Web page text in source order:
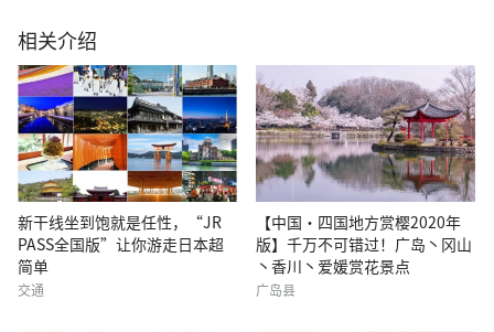
相关介绍
新干线坐到饱就是任性，“JR
PASS全国版”让你游走日本超
简单
交通
【中国・四国地方赏樱2020年
版】千万不可错过！广岛丶冈山
丶香川丶爱媛赏花景点
广岛县